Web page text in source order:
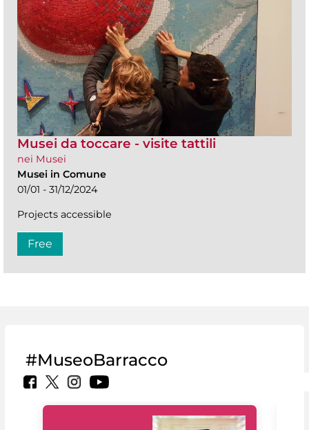
Musei da toccare - visite tattili
nei Musei
Musei in Comune
01/01 - 31/12/2024
Projects accessible
Free
#MuseoBarracco